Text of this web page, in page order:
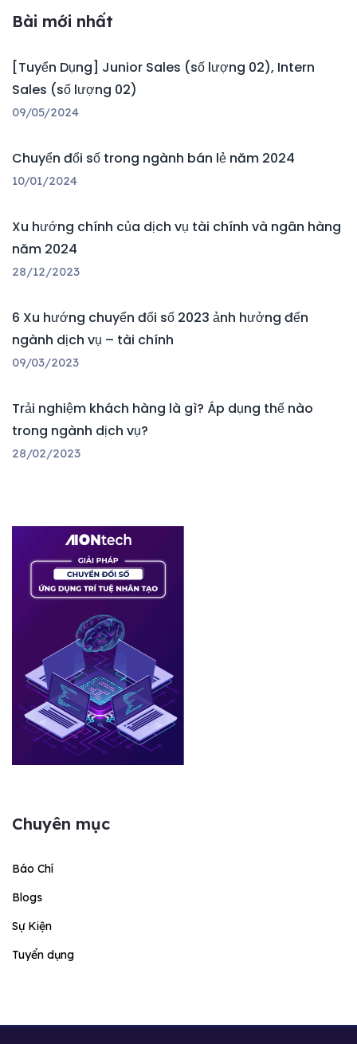
Bài mới nhất
[Tuyển Dụng] Junior Sales (số lượng 02), Intern
Sales (số lượng 02)
09/05/2024
Chuyển đổi số trong ngành bán lẻ năm 2024
10/01/2024
Xu hướng chính của dịch vụ tài chính và ngân hàng
năm 2024
28/12/2023
6 Xu hướng chuyển đổi số 2023 ảnh hưởng đến
ngành dịch vụ – tài chính
09/03/2023
Trải nghiệm khách hàng là gì? Áp dụng thế nào
trong ngành dịch vụ?
28/02/2023
Chuyên mục
Báo Chí
Blogs
Sự Kiện
Tuyển dụng